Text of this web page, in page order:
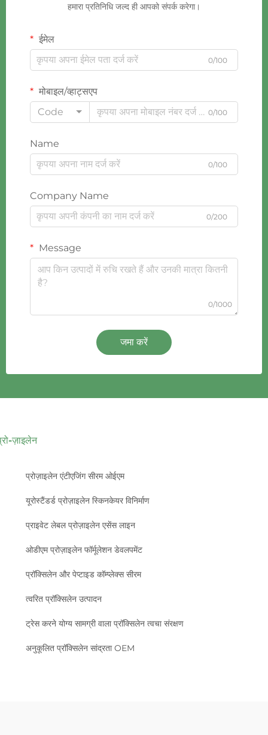
हमारा प्रतिनिधि जल्द ही आपको संपर्क करेगा।
ईमेल
0/100
मोबाइल/व्हाट्सएप
Code
0/100
Name
0/100
Company Name
0/200
Message
0/1000
जमा करें
ज़ाइलेन
प्रोज़ाइलेन एंटीएजिंग सीरम ओईएम
यूरोस्टैंडर्ड प्रोज़ाइलेन स्किनकेयर विनिर्माण
प्राइवेट लेबल प्रोज़ाइलेन एसेंस लाइन
ओडीएम प्रोज़ाइलेन फॉर्मूलेशन डेवलपमेंट
प्रॉक्सिलेन और पेप्टाइड कॉम्प्लेक्स सीरम
त्वरित प्रॉक्सिलेन उत्पादन
ट्रेस करने योग्य सामग्री वाला प्रॉक्सिलेन त्वचा संरक्षण
अनुकूलित प्रॉक्सिलेन सांद्रता OEM